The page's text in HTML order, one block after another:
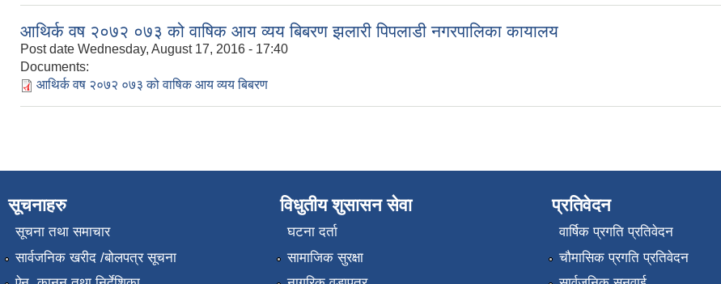
आथिर्क वष २०७२ ०७३ को वाषिक आय व्यय बिबरण झलारी पिपलाडी नगरपालिका कायालय
Post date Wednesday, August 17, 2016 - 17:40
Documents:
आथिर्क वष २०७२ ०७३ को वाषिक आय व्यय बिबरण
सूचनाहरु
सूचना तथा समाचार
सार्वजनिक खरीद /बोलपत्र सूचना
विधुतीय शुसासन सेवा
घटना दर्ता
सामाजिक सुरक्षा
प्रतिवेदन
वार्षिक प्रगति प्रतिवेदन
चौमासिक प्रगति प्रतिवेदन